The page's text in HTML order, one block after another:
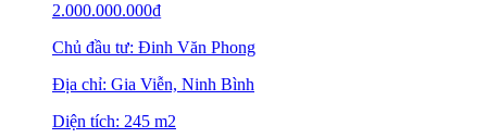
2.000.000.000₫
Chủ đầu tư: Đinh Văn Phong
Địa chỉ: Gia Viễn, Ninh Bình
Diện tích: 245 m2